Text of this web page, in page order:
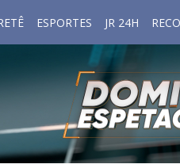
ESPORTES JR 24H